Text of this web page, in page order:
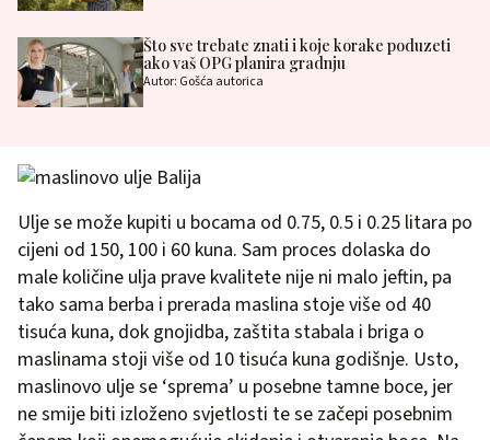
Što sve trebate znati i koje korake poduzeti
ako vaš OPG planira gradnju
Autor: Gošća autorica
Ulje se može kupiti u bocama od 0.75, 0.5 i 0.25 litara po
cijeni od 150, 100 i 60 kuna. Sam proces dolaska do
male količine ulja prave kvalitete nije ni malo jeftin, pa
tako sama berba i prerada maslina stoje više od 40
tisuća kuna, dok gnojidba, zaštita stabala i briga o
maslinama stoji više od 10 tisuća kuna godišnje. Usto,
maslinovo ulje se ‘sprema’ u posebne tamne boce, jer
ne smije biti izloženo svjetlosti te se začepi posebnim